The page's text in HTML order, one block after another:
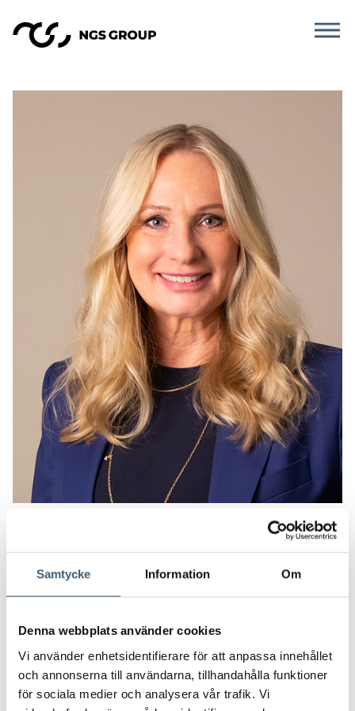
Samtycke Information Om
Denna webbplats använder cookies
Vi använder enhetsidentifierare för att anpassa innehållet
och annonserna till användarna, tillhandahålla funktioner
för sociala medier och analysera vår trafik. Vi
Erika Rönnquist Hoh ny VD för
NGS Group AB
Erika Rönnquist Hoh har utsetts till ny VD för NGS
Group AB. Erika har en gedigen erfarenhet från
koncernledande befattningar där hon drivit och
genomfört ett antal framgångsrika förändrings- och
tillväxtresor. Erika kommer närmast från en roll som